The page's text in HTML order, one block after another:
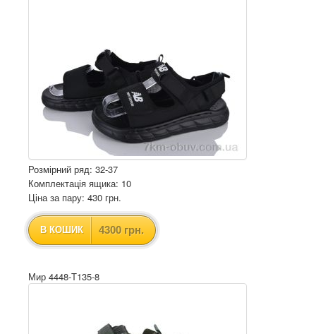
Розмірний ряд: 32-37
Комплектація ящика: 10
Ціна за пару: 430 грн.
В КОШИК 4300 грн.
Мир 4448-T135-8